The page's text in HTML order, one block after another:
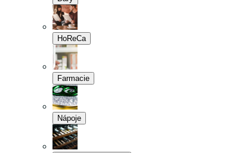
HoReCa
Farmacie
Nápoje